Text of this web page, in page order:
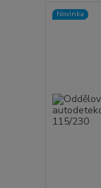
Novinka